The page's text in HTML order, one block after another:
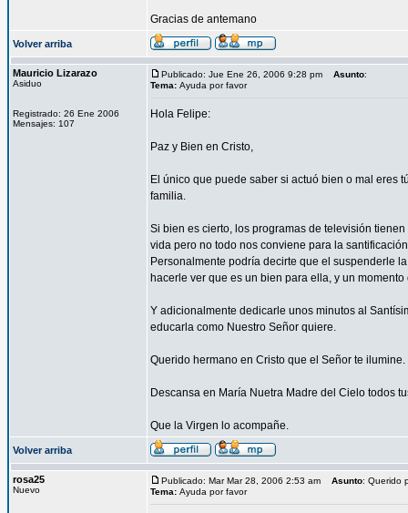
Gracias de antemano
Volver arriba
Mauricio Lizarazo
Asiduo
Registrado: 26 Ene 2006
Mensajes: 107
Publicado: Jue Ene 26, 2006 9:28 pm Asunto:
Tema: Ayuda por favor
Hola Felipe:
Paz y Bien en Cristo,
El único que puede saber si actuó bien o mal eres
familia.
Si bien es cierto, los programas de televisión
vida pero no todo nos conviene para la
Personalmente podría decirte que el suspenderle
hacerle ver que es un bien para ella, y un
Y adicionalmente dedicarle unos minutos al
educarla como Nuestro Señor quiere.
Querido hermano en Cristo que el Señor te ilumine.
Descansa en María Nuetra Madre del Cielo todos
Que la Virgen lo acompañe.
Volver arriba
rosa25
Nuevo
Publicado: Mar Mar 28, 2006 2:53 am Asunto: Querido
Tema: Ayuda por favor